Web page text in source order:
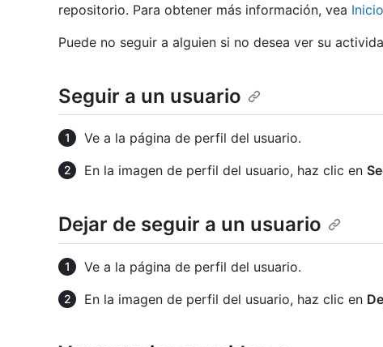
repositorio. Para obtener más información, vea
Puede no seguir a alguien si no desea ver su
Seguir a un usuario
Ve a la página de perfil del usuario.
En la imagen de perfil del usuario, haz clic en
Dejar de seguir a un usuario
Ve a la página de perfil del usuario.
En la imagen de perfil del usuario, haz clic en